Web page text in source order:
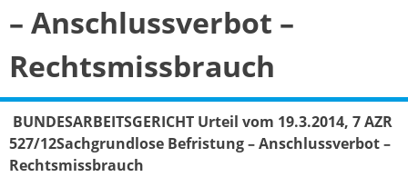
– Anschlussverbot –
Rechtsmissbrauch
BUNDESARBEITSGERICHT Urteil vom 19.3.2014, 7 AZR
527/12Sachgrundlose Befristung – Anschlussverbot –
Rechtsmissbrauch